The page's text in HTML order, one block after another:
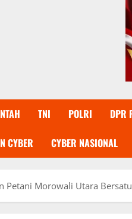
TNI POLRI DPR
CYBER CYBER NASIONAL
Petani Morowali Utara